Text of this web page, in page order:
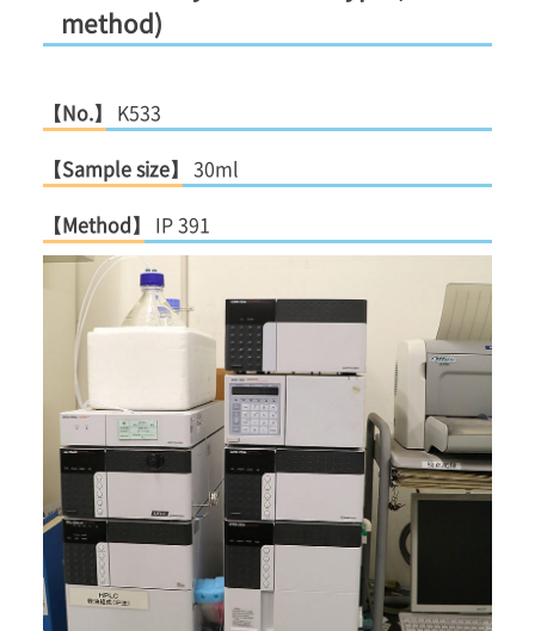
method)
【No.】 K533
【Sample size】 30ml
【Method】 IP 391